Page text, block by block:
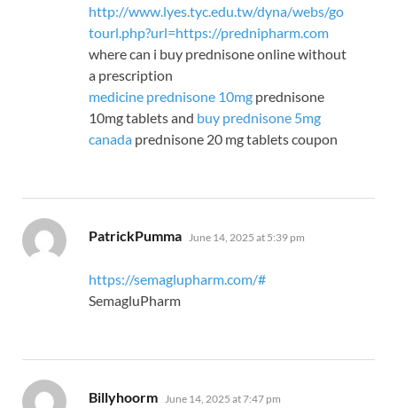
http://www.lyes.tyc.edu.tw/dyna/webs/go
tourl.php?url=https://prednipharm.com
where can i buy prednisone online without
a prescription
medicine prednisone 10mg prednisone
10mg tablets and buy prednisone 5mg
canada prednisone 20 mg tablets coupon
PatrickPumma says:
June 14, 2025 at 5:39 pm
https://semaglupharm.com/#
SemagluPharm
Billyhoorm says:
June 14, 2025 at 7:47 pm